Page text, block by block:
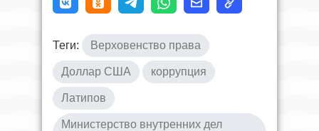
Теги: Верховенство права
Доллар США коррупция
Латипов
Министерство внутренних дел